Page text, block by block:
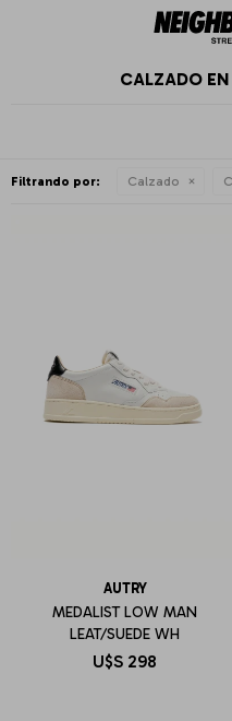
CALZADO
Filtrando por: Calzado
AUTRY
MEDALIST LOW MAN
LEAT/SUEDE WH
U$S 298